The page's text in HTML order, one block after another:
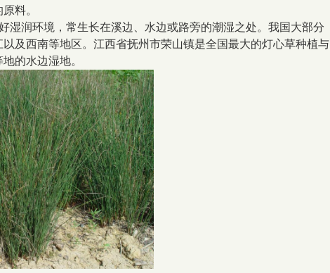
料。
湿润环境，常生长在溪边、水边或路旁的潮湿之处。我国大部分
及西南等地区。江西省抚州市荣山镇是全国最大的灯心草种植与
的水边湿地。